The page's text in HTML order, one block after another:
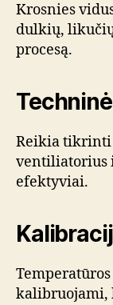
Krosnies
dulkių,
procesą.
Reikia tikrinti
ventiliatorius
efektyviai.
kalibruojami,